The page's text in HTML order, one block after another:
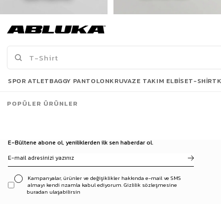
Erkek New York Baskılı Oversize T-Shirt Siyah
Son Bakılanlar
E-Bültene abone ol, yeniliklerden ilk sen haberdar ol.
Kampanyalar, ürünler ve değişiklikler hakkında e-mail ve SMS
almayı kendi rızamla kabul ediyorum. Gizlilik sözleşmesine
buradan ulaşabilirsin
SPOR ATLETBAGGY PANTOLONKRUVAZE TAKIM ELBISET-SHIRT
POPÜLER ÜRÜNLER